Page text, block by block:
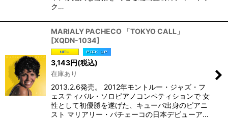
ク…
MARIALY PACHECO 「TOKYO CALL」
[XQDN-1034]
3,143円(税込)
在庫あり
2013.2.6発売。 2012年モントルー・ジャズ・フ
ェスティバル・ソロピアノコンペティションで 女
性として初優勝を遂げた、キューバ出身のピアニ
スト マリアリー・パチェーコの日本デビューア…